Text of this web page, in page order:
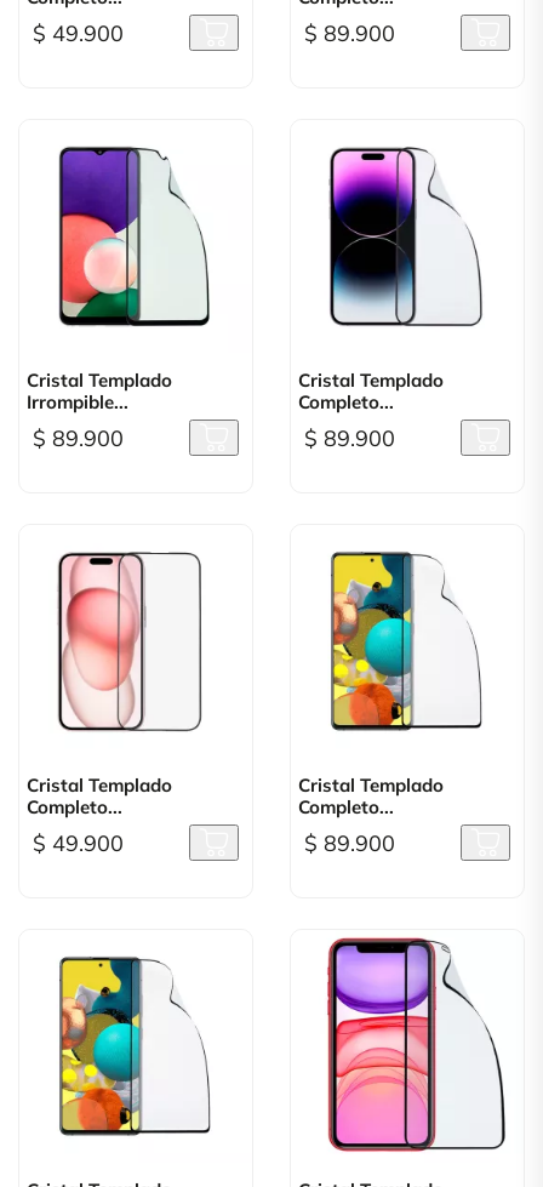
$ 49.900 $ 89.900
Cristal Templado
Irrompible...
$ 89.900
Cristal Templado
Completo...
$ 89.900
Cristal Templado
Completo...
$ 49.900
Cristal Templado
Completo...
$ 89.900